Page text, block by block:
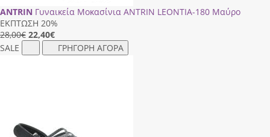
ANTRIN Γυναικεία Μοκασίνια ANTRIN LEONTIA-180 Μαύρο
ΕΚΠΤΩΣΗ 20%
28,00€ 22,40€
SALE
ΓΡΗΓΟΡΗ ΑΓΟΡΑ